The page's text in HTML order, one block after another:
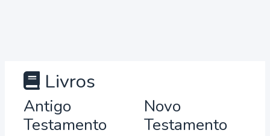
Livros
Antigo
Testamento
Novo
Testamento